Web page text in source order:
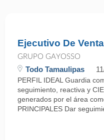
Ejecutivo De
GRUPO GAYOSSO
Todo Tamaulipas
PERFIL IDEAL Guardia
seguimiento, reactiva y
generados por el área
PRINCIPALES Dar